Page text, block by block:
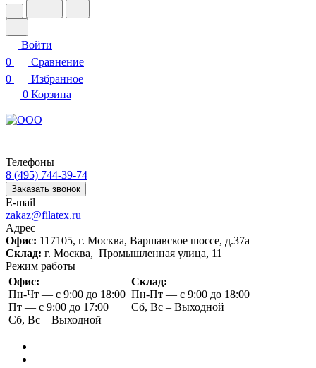
Войти
0
Сравнение
0
Избранное
0 Корзина
Телефоны
8 (495) 744-39-74
Заказать звонок
E-mail
zakaz@filatex.ru
Адрес
Офис: 117105, г. Москва, Варшавское шоссе, д.37а
Склад: г. Москва, Промышленная улица, 11
Режим работы
Офис:
Пн-Чт — с 9:00 до 18:00
Пт — с 9:00 до 17:00
Сб, Вс – Выходной
Склад:
Пн-Пт — с 9:00 до 18:00
Сб, Вс – Выходной